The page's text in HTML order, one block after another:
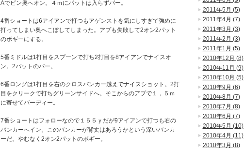
Aでピン奥へオン。４ｍにパットは入らずパー。
4番ショートは6アイアンで打つもアゲンストを気にしすぎて強めに
打ってしまい奥へこぼしてしまった。アプも失敗して2オン2パット
のボギーにする。
5番ミドルは1打目をスプーンで打ち2打目を8アイアンでナイスオ
ン。2パットのパー。
6番ロングは1打目を右のクロスバンカー越えでナイスショット。2打
目をクリークで打ちグリーンサイドへ。そこからのアプで１，５ｍ
に寄せてバーディー。
7番ショートはフォローなので１５５ｙだが9アイアンで打つも右の
バンカーへイン。このバンカーが背丈はあろうかという深いバンカ
ーだ。やむなく2オン2パットのボギー。
2011年5月 (5)
2011年4月 (7)
2011年3月 (3)
2011年2月 (3)
2011年1月 (5)
2010年12月 (8)
2010年11月 (9)
2010年10月 (5)
2010年9月 (6)
2010年8月 (7)
2010年7月 (8)
2010年6月 (7)
2010年5月 (10)
2010年4月 (11)
2010年3月 (8)